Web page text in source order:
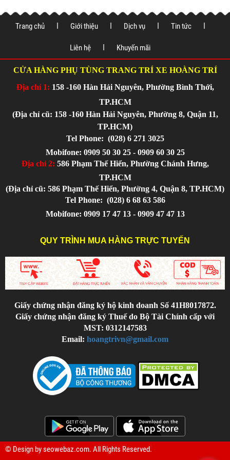
Trang chủ Giới thiệu Dịch vụ Tin tức
Liên hệ Khuyến mãi
CỬA HÀNG PHỤ TÙNG TRANG TRÍ XE HOÀNG TRÍ
Địa chỉ 1: 158 -160 Hàn Hải Nguyên, Phường Bình Thới,
TP.HCM
(Địa chỉ cũ: 158 -160 Hàn Hải Nguyên, Phường 8, Quận 11,
TP.HCM)
Tel Phone: (028) 6 271 3025
Mobifone: 0909 50 30 25 - 0909 60 30 25
Địa chỉ 2: 586 Phạm Thế Hiển, Phường Chánh Hưng,
TP.HCM
(Địa chỉ cũ: 586 Phạm Thế Hiển, Phường 4, Quận 8, TP.HCM)
Tel Phone: (028) 6 68 63 586
Mobifone: 0909 17 47 13 - 0909 47 47 13
QUY TRÌNH MUA HÀNG TRỰC TUYẾN
Giấy chứng nhận đăng ký hộ kinh doanh Số 41H8017872.
Giấy chứng nhận đăng ký Thuế do Bộ Tài Chính cấp với
MST: 0312147583
Email: hoangtrivn@gmail.com
© Design byseowebaz.com. All Rights Reserved.